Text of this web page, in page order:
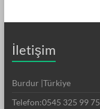
İletişim
Burdur |Türkiye
Telefon:0545 325 99 75